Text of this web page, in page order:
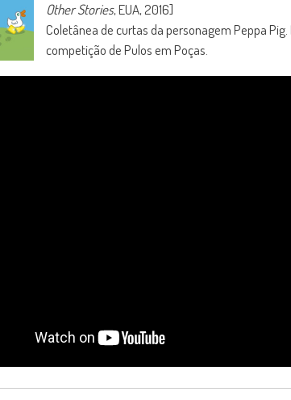
Other Stories, EUA, 2016]
Coletânea de curtas da personagem Peppa
competição de Pulos em Poças.